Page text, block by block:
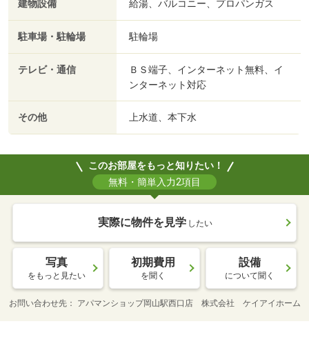
建物設備 給湯、バルコニー、プロパンガス
駐車場・駐輪場 駐輪場
テレビ・通信
ＢＳ端子、インターネット無料、イ
ンターネット対応
その他 上水道、本下水
このお部屋をもっと知りたい！
無料・簡単入力2項目
実際に物件を見学 したい
写真
をもっと見たい
初期費用
を聞く
設備
について聞く
お問い合わせ先 アパマンショップ岡山駅西口店 株式会社 ケイアイホーム